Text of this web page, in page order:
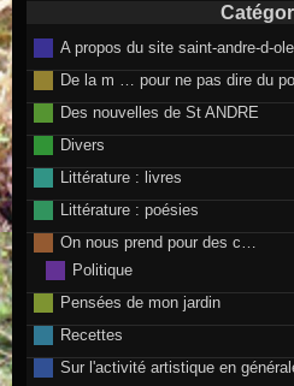
A propos du site saint-andre-d-
De la m … pour ne pas dire du
Des nouvelles de St ANDRE
Divers
Littérature : livres
Littérature : poésies
On nous prend pour des c…
Politique
Pensées de mon jardin
Recettes
Sur l'activité artistique en